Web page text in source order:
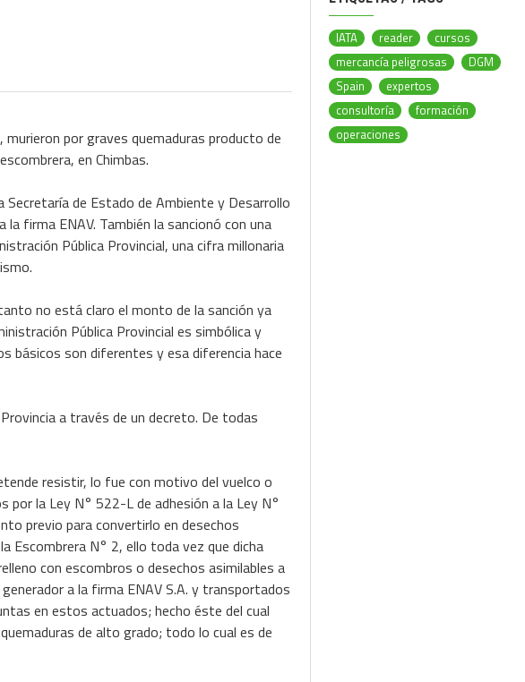
por graves quemaduras producto de
en Chimbas.
de Estado de Ambiente y Desarrollo
firma ENAV. También la sancionó con una
Pública Provincial, una cifra millonaria
no está claro el monto de la sanción ya
Pública Provincial es simbólica y
básicos son diferentes y esa diferencia hace
a través de un decreto. De todas
resistir, lo fue con motivo del vuelco o
la Ley N° 522-L de adhesión a la Ley N°
previo para convertirlo en desechos
Escombrera N° 2, ello toda vez que dicha
con escombros o desechos asimilables a
a la firma ENAV S.A. y transportados
en estos actuados; hecho éste del cual
de alto grado; todo lo cual es de
IATA reader
cursos
mercancía peligrosas
DGM
Spain
expertos
consultoría
formación
operaciones